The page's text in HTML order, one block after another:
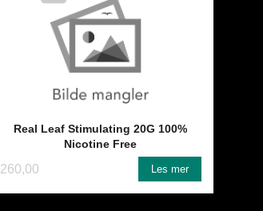
Real Leaf Stimulating 20G 100%
Nicotine Free
260,00 Les mer